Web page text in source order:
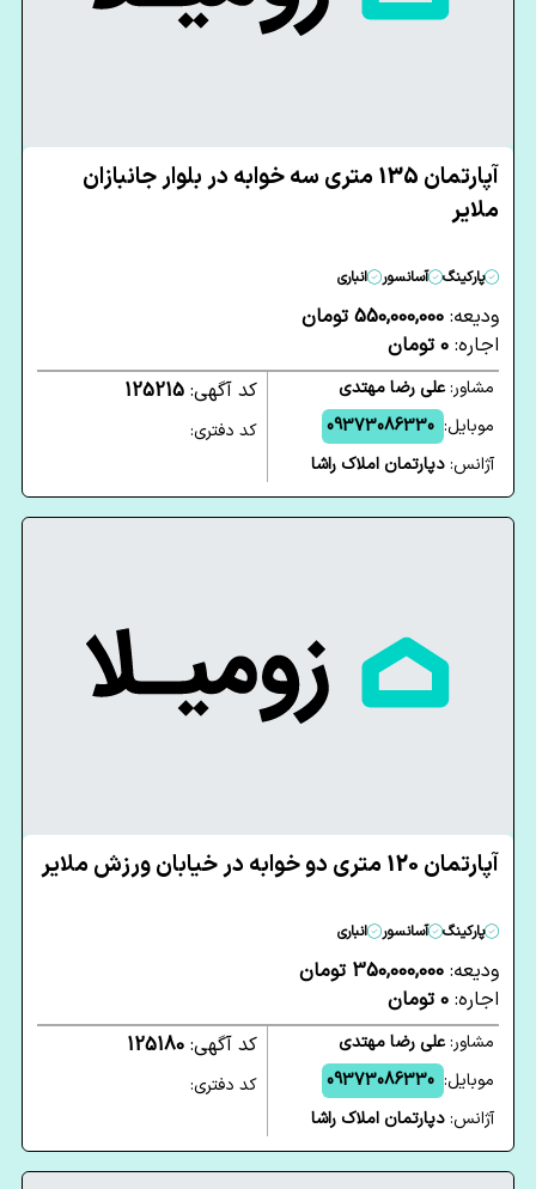
آپارتمان 135 متری سه خوابه در بلوار جانبازان
ملایر
پارکینگ آسانسور انباری
ودیعه: 550,000,000 تومان
اجاره: 0 تومان
مشاور:علی رضا مهتدی
موبایل: 09373086330
آژانس:دپارتمان املاک راشا
کد آگهی: 125215
کد دفتری:
آپارتمان 120 متری دو خوابه در خیابان ورزش ملایر
پارکینگ آسانسور انباری
ودیعه: 350,000,000 تومان
اجاره: 0 تومان
مشاور:علی رضا مهتدی
موبایل: 09373086330
آژانس:دپارتمان املاک راشا
کد آگهی: 125180
کد دفتری: